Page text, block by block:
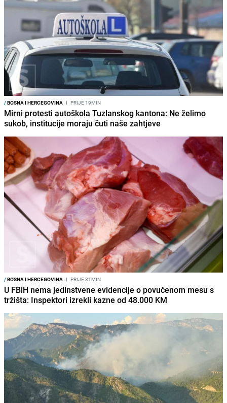
/BOSNA I HERCEGOVINA I PRIJE 19MIN
Mirni protesti autoškola Tuzlanskog kantona: Ne želimo
sukob, institucije moraju čuti naše zahtjeve
/BOSNA I HERCEGOVINA I PRIJE 31MIN
U FBiH nema jedinstvene evidencije o povučenom mesu s
tržišta: Inspektori izrekli kazne od 48.000 KM